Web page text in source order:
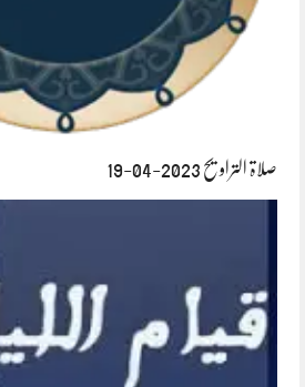
صلاۃ التراویح 2023-04-19